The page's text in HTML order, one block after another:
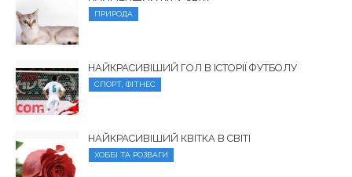
ПРИРОДА
НАЙКРАСИВІШИЙ ГОЛ В ІСТОРІЇ ФУТБОЛУ
СПОРТ, ФІТНЕС
НАЙКРАСИВІШИЙ КВІТКА В СВІТІ
ХОББІ ТА РОЗВАГИ